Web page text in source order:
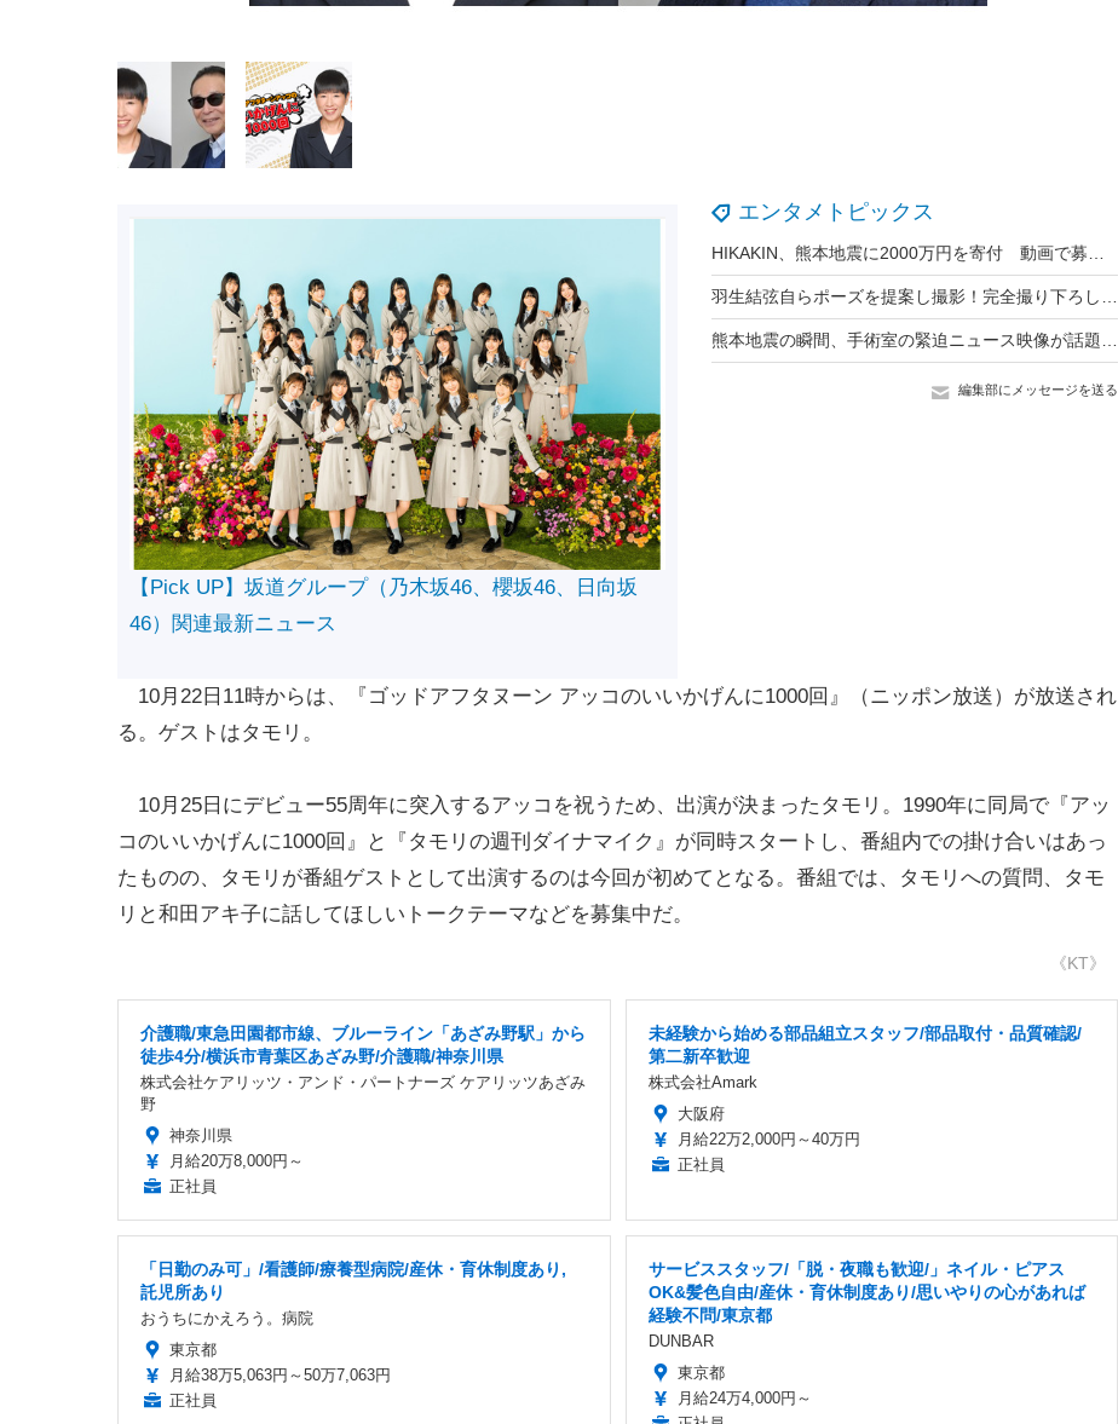
エンタメトピックス
編集部にメッセージを送る
【Pick UP】坂道グループ（乃木坂46、櫻坂46、日向坂
46）関連最新ニュース
10月22日11時からは、『ゴッドアフタヌーン アッコのいいかげんに1000回』（ニッポン放送）が放送され
る。ゲストはタモリ。
10月25日にデビュー55周年に突入するアッコを祝うため、出演が決まったタモリ。1990年に同局で『アッ
コのいいかげんに1000回』と『タモリの週刊ダイナマイク』が同時スタートし、番組内での掛け合いはあっ
たものの、タモリが番組ゲストとして出演するのは今回が初めてとなる。番組では、タモリへの質問、タモ
リと和田アキ子に話してほしいトークテーマなどを募集中だ。
《KT》
介護職/東急田園都市線、ブルーライン「あざみ野駅」から
徒歩4分/横浜市青葉区あざみ野/介護職/神奈川県
株式会社ケアリッツ・アンド・パートナーズ ケアリッツあざみ
野
神奈川県
月給20万8,000円～
正社員
未経験から始める部品組立スタッフ/部品取付・品質確認/
第二新卒歓迎
株式会社Amark
大阪府
月給22万2,000円～40万円
正社員
「日勤のみ可」/看護師/療養型病院/産休・育休制度あり,
託児所あり
おうちにかえろう。病院
東京都
月給38万5,063円～50万7,063円
正社員
サービススタッフ/「脱・夜職も歓迎/」ネイル・ピアス
OK&髪色自由/産休・育休制度あり/思いやりの心があれば
経験不問/東京都
DUNBAR
東京都
月給24万4,000円～